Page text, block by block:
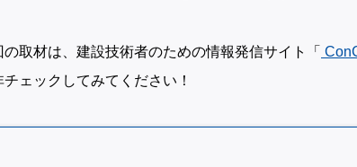
の取材は、建設技術者のための情報発信サイト「
チェックしてみてください！